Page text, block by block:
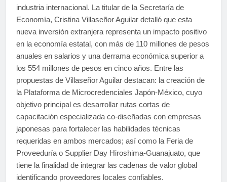
industria internacional. La titular de la Secretaría de
Economía, Cristina Villaseñor Aguilar detalló que esta
nueva inversión extranjera representa un impacto positivo
en la economía estatal, con más de 110 millones de pesos
anuales en salarios y una derrama económica superior a
los 554 millones de pesos en cinco años. Entre las
propuestas de Villaseñor Aguilar destacan: la creación de
la Plataforma de Microcredenciales Japón-México, cuyo
objetivo principal es desarrollar rutas cortas de
capacitación especializada co-diseñadas con empresas
japonesas para fortalecer las habilidades técnicas
requeridas en ambos mercados; así como la Feria de
Proveeduría o Supplier Day Hiroshima-Guanajuato, que
tiene la finalidad de integrar las cadenas de valor global
identificando proveedores locales confiables.